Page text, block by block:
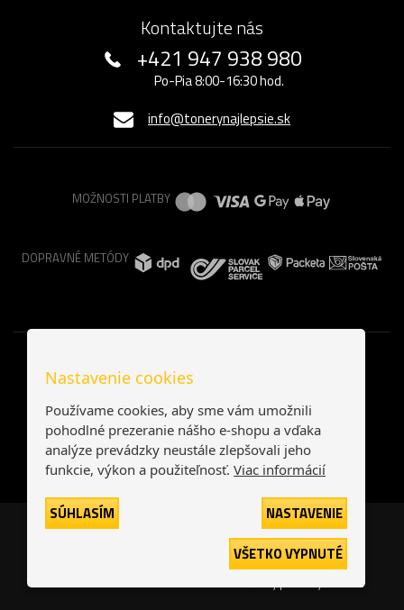
Kontaktujte nás
+421 947 938 980
Po-Pia 8:00-16:30 hod.
info@tonerynajlepsie.sk
MOŽNOSTI PLATBY
DOPRAVNÉ METÓDY
Slovensko
- -
Všetky práva vyhradené
Nastavenie cookies
Používame cookies, aby sme vám umožnili
pohodlné prezeranie nášho e-shopu a vďaka
analýze prevádzky neustále zlepšovali jeho
funkcie, výkon a použiteľnosť. Viac informácií
SÚHLASÍM
NASTAVENIE
VŠETKO VYPNUTÉ